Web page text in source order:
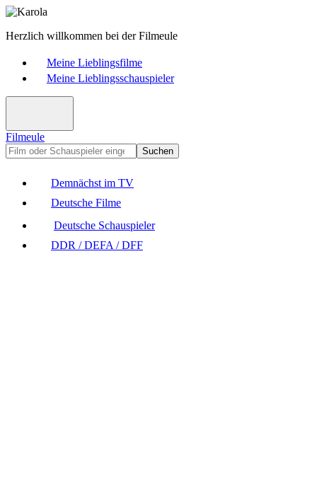
Herzlich willkommen bei der Filmeule
Meine Lieblingsfilme
Meine Lieblingsschauspieler
Filmeule
Suchen
Demnächst im TV
Deutsche Filme
Deutsche Schauspieler
DDR / DEFA / DFF